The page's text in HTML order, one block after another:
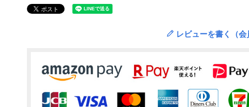
レビューを書く（